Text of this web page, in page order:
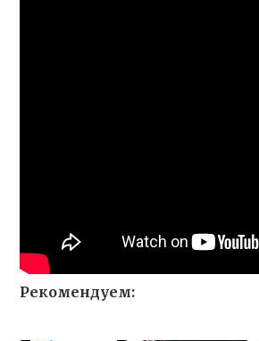
Рекомендуем: